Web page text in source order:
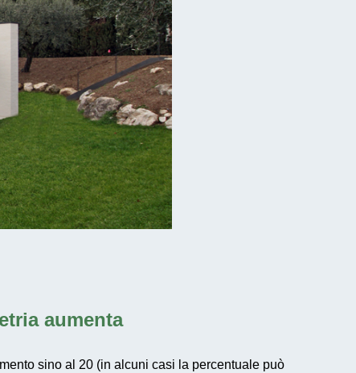
aumenta
sino al 20 (in alcuni casi la percentuale può